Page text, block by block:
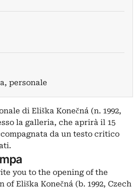
personale
di Eliška Konečná (n. 1992,
la galleria, che aprirà il 15
da un testo critico
you to the opening of the
Eliška Konečná (b. 1992, Czech